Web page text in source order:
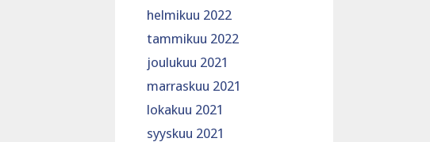
helmikuu 2022
tammikuu 2022
joulukuu 2021
marraskuu 2021
lokakuu 2021
syyskuu 2021